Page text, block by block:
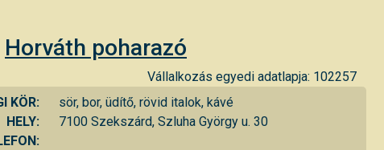
Horváth poharazó
Vállalkozás egyedi adatlapja: 102257
KÖR:
sör, bor, üdítő, rövid italok, kávé
HELY:
7100 Szekszárd, Szluha György u. 30